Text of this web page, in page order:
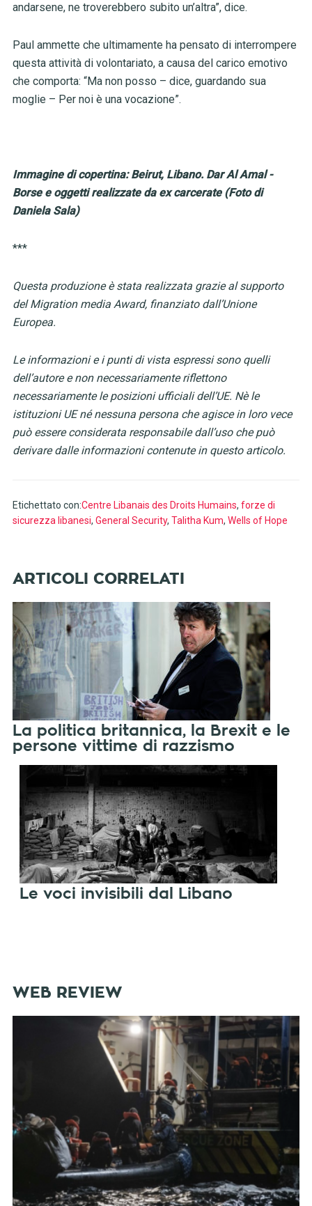
andarsene, ne troverebbero subito un’altra”, dice.
Paul ammette che ultimamente ha pensato di interrompere
questa attività di volontariato, a causa del carico emotivo
che comporta: “Ma non posso – dice, guardando sua
moglie – Per noi è una vocazione”.
Immagine di copertina: Beirut, Libano. Dar Al Amal -
Borse e oggetti realizzate da ex carcerate (Foto di
Daniela Sala)
***
Questa produzione è stata realizzata grazie al supporto
del Migration media Award, finanziato dall’Unione
Europea.
Le informazioni e i punti di vista espressi sono quelli
dell’autore e non necessariamente riflettono
necessariamente le posizioni ufficiali dell’UE. Nè le
istituzioni UE né nessuna persona che agisce in loro vece
può essere considerata responsabile dall’uso che può
derivare dalle informazioni contenute in questo articolo.
Etichettato con:Centre Libanais des Droits Humains, forze di
sicurezza libanesi, General Security, Talitha Kum, Wells of Hope
La politica britannica, la Brexit e le
persone vittime di razzismo
Le voci invisibili dal Libano
WEB REVIEW